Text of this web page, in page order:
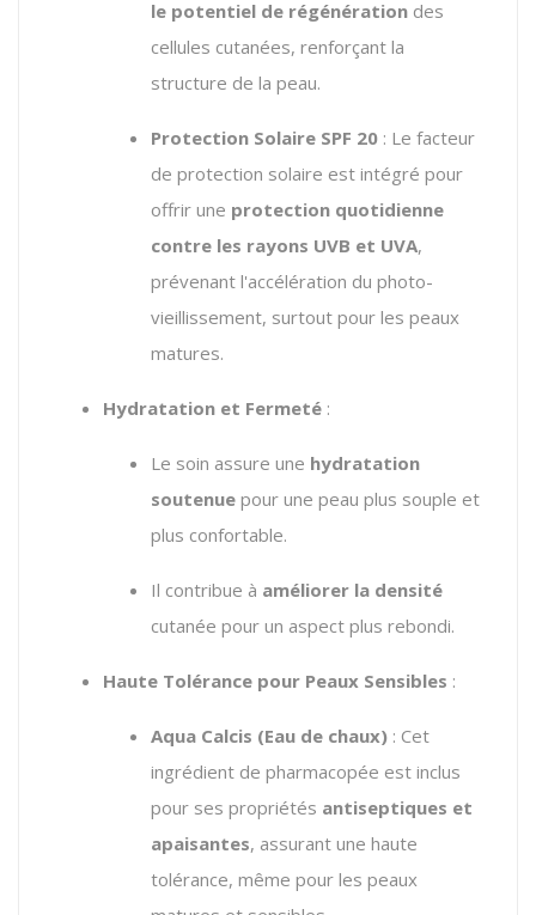
le potentiel de régénération des
cellules cutanées, renforçant la
structure de la peau.
Protection Solaire SPF 20 : Le facteur
de protection solaire est intégré pour
offrir une protection quotidienne
contre les rayons UVB et UVA,
prévenant l'accélération du photo-
vieillissement, surtout pour les peaux
matures.
Hydratation et Fermeté :
Le soin assure une hydratation
soutenue pour une peau plus souple et
plus confortable.
Il contribue à améliorer la densité
cutanée pour un aspect plus rebondi.
Haute Tolérance pour Peaux Sensibles :
Aqua Calcis (Eau de chaux) : Cet
ingrédient de pharmacopée est inclus
pour ses propriétés antiseptiques et
apaisantes, assurant une haute
tolérance, même pour les peaux